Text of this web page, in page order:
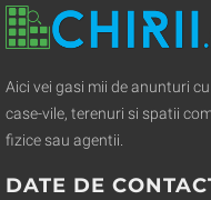
Aici vei gasi mii de anunturi
case-vile, terenuri si spatii
fizice sau agentii.
DATE DE